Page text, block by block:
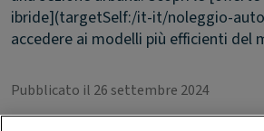
ibride](targetSelf:/it-it/noleggio-
accedere ai modelli più efficienti del
Pubblicato il 26 settembre 2024